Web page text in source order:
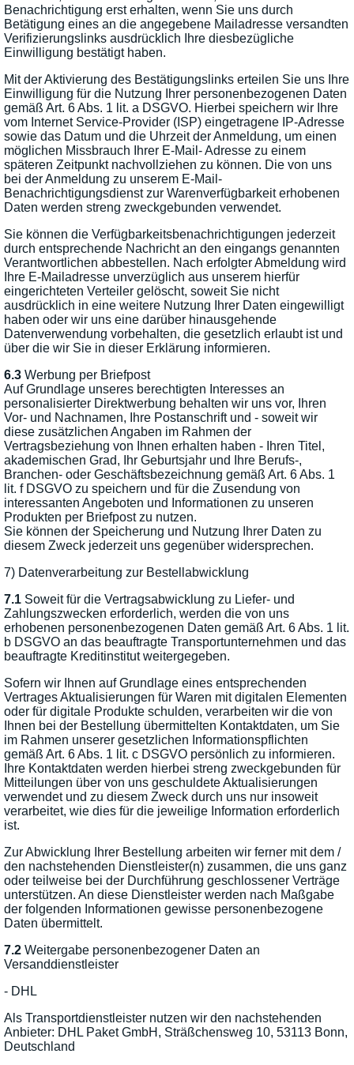
Benachrichtigung erst erhalten, wenn Sie uns durch
Betätigung eines an die angegebene Mailadresse versandten
Verifizierungslinks ausdrücklich Ihre diesbezügliche
Einwilligung bestätigt haben.
Mit der Aktivierung des Bestätigungslinks erteilen Sie uns Ihre
Einwilligung für die Nutzung Ihrer personenbezogenen Daten
gemäß Art. 6 Abs. 1 lit. a DSGVO. Hierbei speichern wir Ihre
vom Internet Service-Provider (ISP) eingetragene IP-Adresse
sowie das Datum und die Uhrzeit der Anmeldung, um einen
möglichen Missbrauch Ihrer E-Mail- Adresse zu einem
späteren Zeitpunkt nachvollziehen zu können. Die von uns
bei der Anmeldung zu unserem E-Mail-
Benachrichtigungsdienst zur Warenverfügbarkeit erhobenen
Daten werden streng zweckgebunden verwendet.
Sie können die Verfügbarkeitsbenachrichtigungen jederzeit
durch entsprechende Nachricht an den eingangs genannten
Verantwortlichen abbestellen. Nach erfolgter Abmeldung wird
Ihre E-Mailadresse unverzüglich aus unserem hierfür
eingerichteten Verteiler gelöscht, soweit Sie nicht
ausdrücklich in eine weitere Nutzung Ihrer Daten eingewilligt
haben oder wir uns eine darüber hinausgehende
Datenverwendung vorbehalten, die gesetzlich erlaubt ist und
über die wir Sie in dieser Erklärung informieren.
6.3 Werbung per Briefpost
Auf Grundlage unseres berechtigten Interesses an
personalisierter Direktwerbung behalten wir uns vor, Ihren
Vor- und Nachnamen, Ihre Postanschrift und - soweit wir
diese zusätzlichen Angaben im Rahmen der
Vertragsbeziehung von Ihnen erhalten haben - Ihren Titel,
akademischen Grad, Ihr Geburtsjahr und Ihre Berufs-,
Branchen- oder Geschäftsbezeichnung gemäß Art. 6 Abs. 1
lit. f DSGVO zu speichern und für die Zusendung von
interessanten Angeboten und Informationen zu unseren
Produkten per Briefpost zu nutzen.
Sie können der Speicherung und Nutzung Ihrer Daten zu
diesem Zweck jederzeit uns gegenüber widersprechen.
7) Datenverarbeitung zur Bestellabwicklung
7.1 Soweit für die Vertragsabwicklung zu Liefer- und
Zahlungszwecken erforderlich, werden die von uns
erhobenen personenbezogenen Daten gemäß Art. 6 Abs. 1 lit.
b DSGVO an das beauftragte Transportunternehmen und das
beauftragte Kreditinstitut weitergegeben.
Sofern wir Ihnen auf Grundlage eines entsprechenden
Vertrages Aktualisierungen für Waren mit digitalen Elementen
oder für digitale Produkte schulden, verarbeiten wir die von
Ihnen bei der Bestellung übermittelten Kontaktdaten, um Sie
im Rahmen unserer gesetzlichen Informationspflichten
gemäß Art. 6 Abs. 1 lit. c DSGVO persönlich zu informieren.
Ihre Kontaktdaten werden hierbei streng zweckgebunden für
Mitteilungen über von uns geschuldete Aktualisierungen
verwendet und zu diesem Zweck durch uns nur insoweit
verarbeitet, wie dies für die jeweilige Information erforderlich
ist.
Zur Abwicklung Ihrer Bestellung arbeiten wir ferner mit dem /
den nachstehenden Dienstleister(n) zusammen, die uns ganz
oder teilweise bei der Durchführung geschlossener Verträge
unterstützen. An diese Dienstleister werden nach Maßgabe
der folgenden Informationen gewisse personenbezogene
Daten übermittelt.
7.2 Weitergabe personenbezogener Daten an
Versanddienstleister
- DHL
Als Transportdienstleister nutzen wir den nachstehenden
Anbieter: DHL Paket GmbH, Sträßchensweg 10, 53113 Bonn,
Deutschland